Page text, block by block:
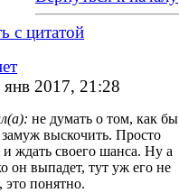
с цитатой
2017, 21:28
не думать о том, как бы
замуж выскочить. Просто
и ждать своего шанса. Ну а
он выпадет, тут уж его не
это понятно.